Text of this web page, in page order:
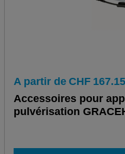
A partir de CHF 167.15
Accessoires pour
pulvérisation